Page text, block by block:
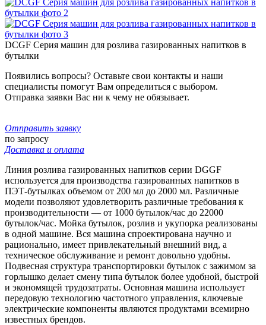
DCGF Серия машин для розлива газированных напитков в
бутылки
Появились вопросы? Оставьте свои контакты и наши
специалисты помогут Вам определиться с выбором.
Отправка заявки Вас ни к чему не обязывает.
Отправить заявку
по запросу
Доставка и оплата
Линия розлива газированных напитков серии DGGF
используется для производства газированных напитков в
ПЭТ-бутылках объемом от 200 мл до 2000 мл. Различные
модели позволяют удовлетворить различные требования к
производительности — от 1000 бутылок/час до 22000
бутылок/час. Мойка бутылок, розлив и укупорка реализованы
в одной машине. Вся машина спроектирована научно и
рационально, имеет привлекательный внешний вид, а
техническое обслуживание и ремонт довольно удобны.
Подвесная структура транспортировки бутылок с зажимом за
горлышко делает смену типа бутылок более удобной, быстрой
и экономящей трудозатраты. Основная машина использует
передовую технологию частотного управления, ключевые
электрические компоненты являются продуктами всемирно
известных брендов.